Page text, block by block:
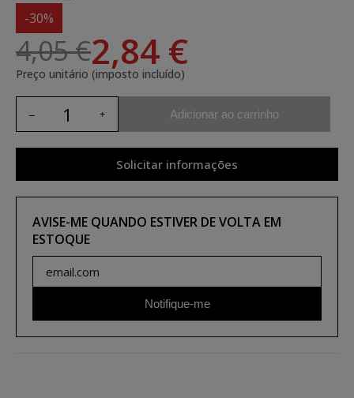
-30%
4,05 €2,84 €
Preço unitário (imposto incluído)
Adicionar ao carrinho
Solicitar informações
AVISE-ME QUANDO ESTIVER DE VOLTA EM
ESTOQUE
Notifique-me